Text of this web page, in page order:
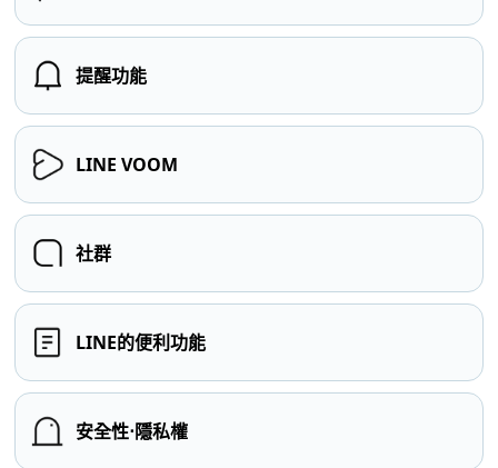
提醒功能
LINE VOOM
社群
LINE的便利功能
安全性⋅隱私權